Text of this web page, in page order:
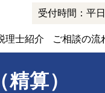
受付時間：平
理士紹介 ご相談の流
算）